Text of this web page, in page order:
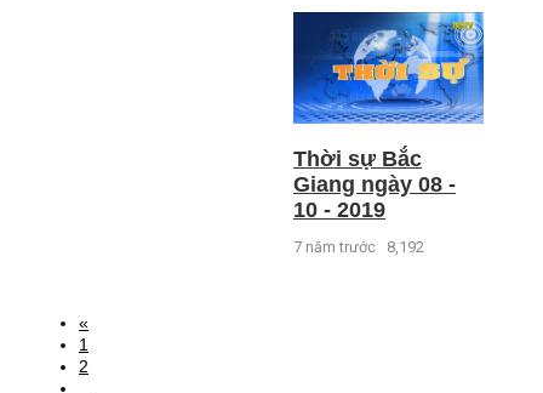
Thời sự Bắc
Giang ngày 08 -
10 - 2019
7 năm trước 8,192
«
1
2